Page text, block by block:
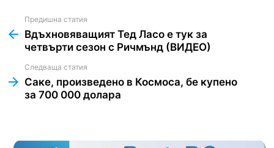
more
Предишна статия
Вдъхновяващият Тед Ласо е тук за
четвърти сезон с Ричмънд (ВИДЕО)
Следваща статия
Саке, произведено в Космоса, бе купено
за 700 000 долара